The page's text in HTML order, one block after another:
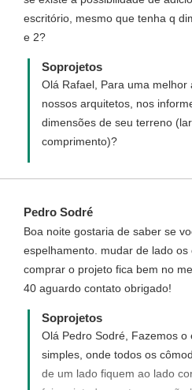
escritório, mesmo que tenha q
e 2?
Soprojetos
Olá Rafael, Para uma melhor
nossos arquitetos, nos
dimensões de seu terreno
comprimento)?
Pedro Sodré
Boa noite gostaria de saber se
espelhamento. mudar de lado os
comprar o projeto fica bem no
40 aguardo contato obrigado!
Soprojetos
Olá Pedro Sodré, Fazemos o
simples, onde todos os
de um lado fiquem ao lado